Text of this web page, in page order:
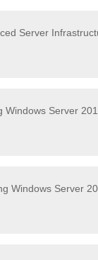
Server
Windows Server
Windows Server